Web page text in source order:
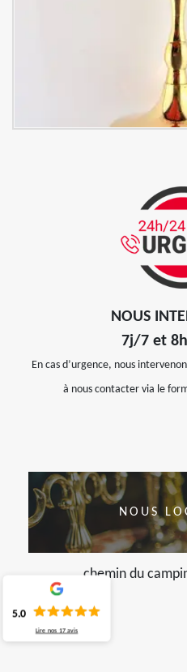
NOUS
7j/7 et
En cas d’urgence, nous
à nous contacter via le
NOUS
chemin du
5.0
Lire nos 17 avis